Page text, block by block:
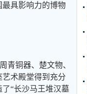
具影响力的博物
青铜器、楚文物、
术殿堂得到充分
“长沙马王堆汉墓